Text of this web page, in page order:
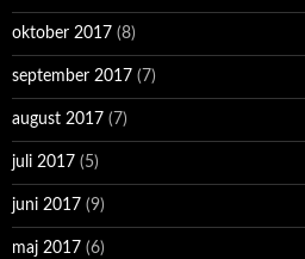
oktober 2017 (8)
september 2017 (7)
august 2017 (7)
juli 2017 (5)
juni 2017 (9)
maj 2017 (6)